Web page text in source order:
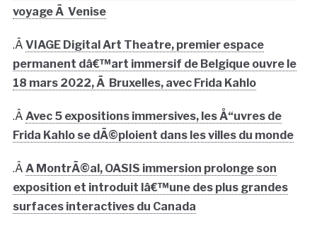
voyage Ã Venise
.Â VIAGE Digital Art Theatre, premier espace
permanent dâ€™art immersif de Belgique ouvre le
18 mars 2022, Ã Bruxelles, avec Frida Kahlo
.Â Avec 5 expositions immersives, les Å“uvres de
Frida Kahlo se dÃ©ploient dans les villes du monde
.Â A MontrÃ©al, OASIS immersion prolonge son
exposition et introduit lâ€™une des plus grandes
surfaces interactives du Canada